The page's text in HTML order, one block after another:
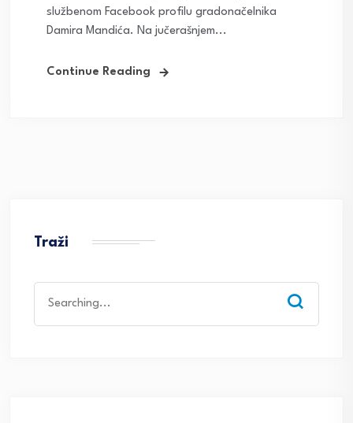
službenom Facebook profilu gradonačelnika
Damira Mandića. Na jučerašnjem...
Continue Reading
Traži
for: